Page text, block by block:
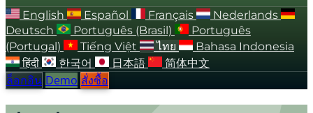
English Español Français
Nederlands
Deutsch
Português (Brasil)
Português
(Portugal)
Tiếng Việt ไทย
Bahasa Indonesia
हिंदी
한국어 日本語 简体中文
ล็อกอิน Demo สั่งซื้อ